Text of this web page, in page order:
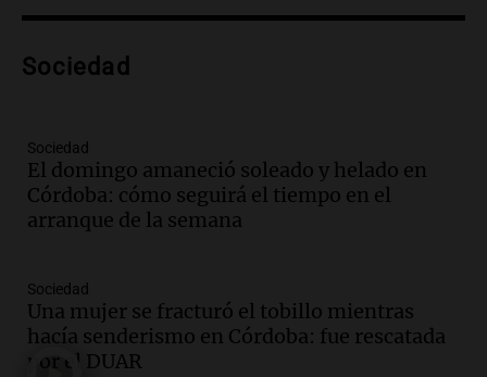
Episodios
metros del río Suquía y retiraron hasta
Episodios
Audio.La historia de la servilleta que
firmó Jorge Messi para el primer
contrato de Leo con Barcelona
Audio.Joan Gaspart: "Sin Jorge, no sé si
Messi hubiera llegado adonde llegó"
Una mañana para todos
Sociedad
Sociedad
El domingo amaneció soleado y helado en
Córdoba: cómo seguirá el tiempo en el
arranque de la semana
Sociedad
Una mujer se fracturó el tobillo mientras
hacía senderismo en Córdoba: fue rescatada
por el DUAR